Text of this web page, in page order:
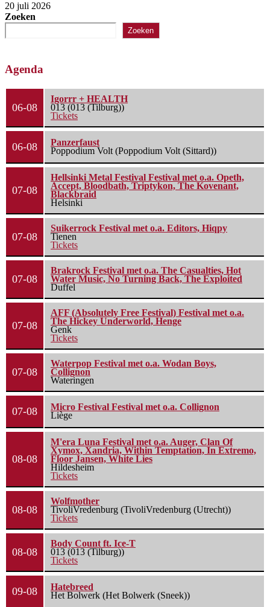
20 juli 2026
Zoeken
Zoeken
Agenda
06-08
Igorrr + HEALTH
013 (013 (Tilburg))
Tickets
06-08
Panzerfaust
Poppodium Volt (Poppodium Volt (Sittard))
07-08
Hellsinki Metal Festival Festival met o.a. Opeth,
Accept, Bloodbath, Triptykon, The Kovenant,
Blackbraid
Helsinki
07-08
Suikerrock Festival met o.a. Editors, Hiqpy
Tienen
Tickets
07-08
Brakrock Festival met o.a. The Casualties, Hot
Water Music, No Turning Back, The Exploited
Duffel
07-08
AFF (Absolutely Free Festival) Festival met o.a.
The Hickey Underworld, Henge
Genk
Tickets
07-08
Waterpop Festival met o.a. Wodan Boys,
Collignon
Wateringen
07-08
Micro Festival Festival met o.a. Collignon
Liège
08-08
M'era Luna Festival met o.a. Auger, Clan Of
Xymox, Xandria, Within Temptation, In Extremo,
Floor Jansen, White Lies
Hildesheim
Tickets
08-08
Wolfmother
TivoliVredenburg (TivoliVredenburg (Utrecht))
Tickets
08-08
Body Count ft. Ice-T
013 (013 (Tilburg))
Tickets
09-08
Hatebreed
Het Bolwerk (Het Bolwerk (Sneek))